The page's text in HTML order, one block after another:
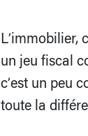
L’immobilier,
un jeu fiscal
c’est un peu
toute la